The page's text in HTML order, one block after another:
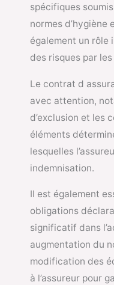
spécifiques
normes
également un rôle
des risques par
Le contrat d
avec attention,
d’exclusion et les
éléments
lesquelles
indemnisation.
Il est également
obligations
significatif dans
augmentation du
modification des
à l’assureur pour